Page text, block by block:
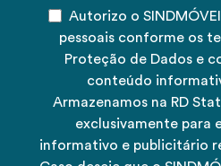
Autorizo o
pessoais conforme os
Proteção de Dados e
conteúdo
Armazenamos na RD
exclusivamente para
informativo e publicitário